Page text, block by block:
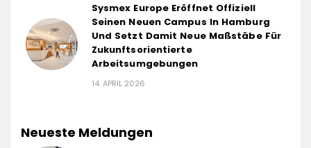
Sysmex Europe Eröffnet Offiziell
Seinen Neuen Campus In Hamburg
Und Setzt Damit Neue Maßstäbe Für
Zukunftsorientierte
Arbeitsumgebungen
14. APRIL 2026
Neueste Meldungen